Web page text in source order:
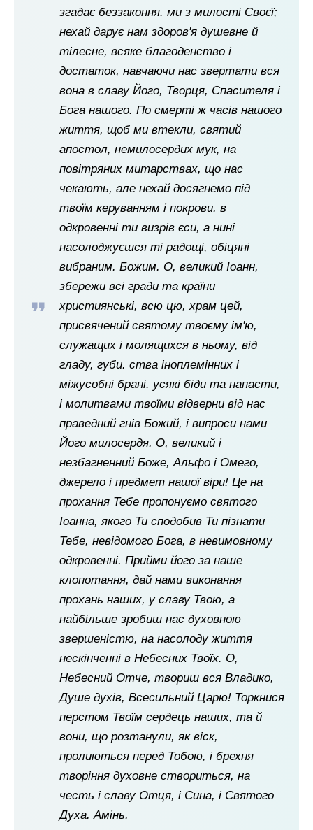
згадає беззаконня. ми з милості Своєї;
нехай дарує нам здоров'я душевне й
тілесне, всяке благоденство і
достаток, навчаючи нас звертати вся
вона в славу Його, Творця, Спасителя і
Бога нашого. По смерті ж часів нашого
життя, щоб ми втекли, святий
апостол, немилосердих мук, на
повітряних митарствах, що нас
чекають, але нехай досягнемо під
твоїм керуванням і покрови. в
одкровенні ти визрів єси, а нині
насолоджуєшся ті радощі, обіцяні
вибраним. Божим. О, великий Іоанн,
збережи всі гради та країни
християнські, всю цю, храм цей,
присвячений святому твоєму ім'ю,
служащих і молящихся в ньому, від
гладу, губи. ства іноплемінних і
міжусобні брані. усякі біди та напасти,
і молитвами твоїми відверни від нас
праведний гнів Божий, і випроси нами
Його милосердя. О, великий і
незбагненний Боже, Альфо і Омего,
джерело і предмет нашої віри! Це на
прохання Тебе пропонуємо святого
Іоанна, якого Ти сподобив Ти пізнати
Тебе, невідомого Бога, в невимовному
одкровенні. Прийми його за наше
клопотання, дай нами виконання
прохань наших, у славу Твою, а
найбільше зробиш нас духовною
звершеністю, на насолоду життя
нескінченні в Небесних Твоїх. О,
Небесний Отче, твориш вся Владико,
Душе духів, Всесильний Царю! Торкнися
перстом Твоїм сердець наших, та й
вони, що розтанули, як віск,
пролиються перед Тобою, і брехня
творіння духовне створиться, на
честь і славу Отця, і Сина, і Святого
Духа. Амінь.